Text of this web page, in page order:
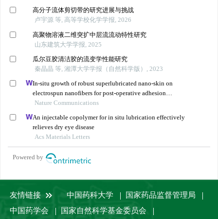
高分子流体剪切带的研究进展与挑战
卢宇源 等, 高等学校化学学报, 2026
高聚物溶液二维突扩中层流流动特性研究
山东建筑大学学报, 2025
瓜尔豆胶清洁胶的流变学性能研究
秦晶晶 等, 湘潭大学学报（自然科学版）, 2023
In-situ growth of robust superlubricated nano-skin on
electrospun nanofibers for post-operative adhesion
prevention
Nature Communications
An injectable copolymer for in situ lubrication effectively
relieves dry eye disease
Acs Materials Letters
Powered by
友情链接 中国药科大学
国家药品监督管理局
中国药学会
国家自然科学基金委员会